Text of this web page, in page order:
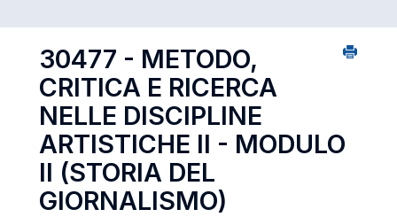
30477 - METODO,
CRITICA E RICERCA
NELLE DISCIPLINE
ARTISTICHE II - MODULO
II (STORIA DEL
GIORNALISMO)